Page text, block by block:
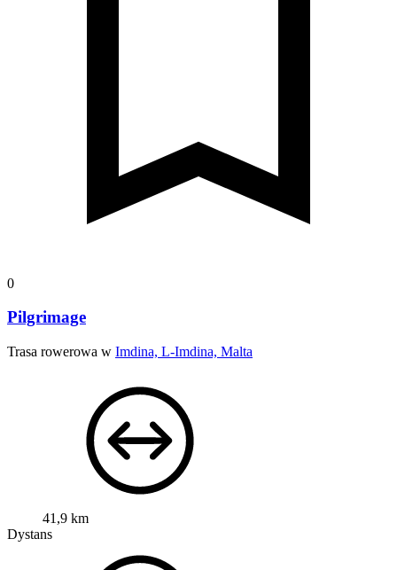
0
Pilgrimage
Trasa rowerowa w Imdina, L-Imdina, Malta
41,9 km
Dystans